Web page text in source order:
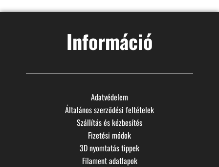
Információ
Adatvédelem
Általános szerződési feltételek
Szállítás és kézbesítés
Fizetési módok
3D nyomtatás tippek
Filament adatlapok